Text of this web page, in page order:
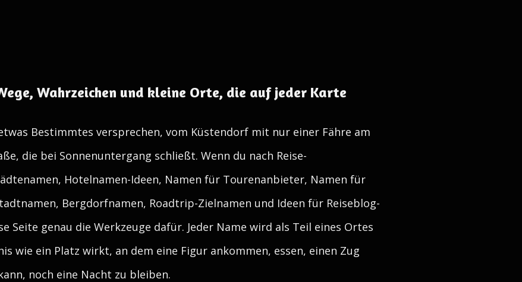
Wahrzeichen und kleine Orte, die auf jeder Karte
Bestimmtes versprechen, vom Küstendorf mit nur einer Fähre am
die bei Sonnenuntergang schließt. Wenn du nach Reise-
Hotelnamen-Ideen, Namen für Tourenanbieter, Namen für
Bergdorfnamen, Roadtrip-Zielnamen und Ideen für Reiseblog-
Seite genau die Werkzeuge dafür. Jeder Name wird als Teil eines Ortes
wie ein Platz wirkt, an dem eine Figur ankommen, essen, einen Zug
noch eine Nacht zu bleiben.